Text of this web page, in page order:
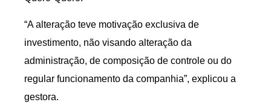
“A alteração teve motivação exclusiva de
investimento, não visando alteração da
administração, de composição de controle ou do
regular funcionamento da companhia”, explicou a
gestora.